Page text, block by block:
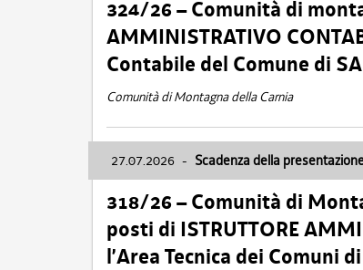
324/26 – Comunità di
AMMINISTRATIVO
Contabile del Comune di
Comunità di Montagna della Carnia
27.07.2026 - Scadenza della
318/26 – Comunità di
posti di ISTRUTTORE
l’Area Tecnica dei Comuni